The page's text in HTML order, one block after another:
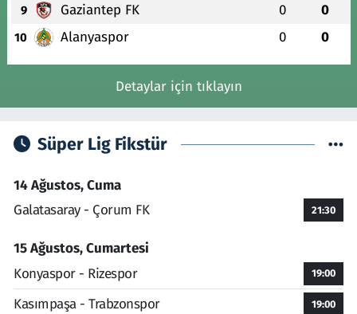
9 Gaziantep FK 0 0
10 Alanyaspor 0 0
Detaylar için tıklayın
Süper Lig Fikstür
14 Ağustos, Cuma
Galatasaray - Çorum FK
21:30
15 Ağustos, Cumartesi
Konyaspor - Rizespor
19:00
Kasımpaşa - Trabzonspor 19:00